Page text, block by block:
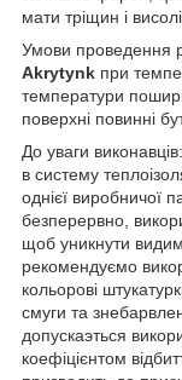
мати тріщин і
Умови проведення
Akrytynk при
температури
поверхні повинні
До уваги
в систему
однієї виробничої
безперервно,
щоб уникнути
рекомендуємо
кольорові
смуги та
допускаэться
коефіцієнтом